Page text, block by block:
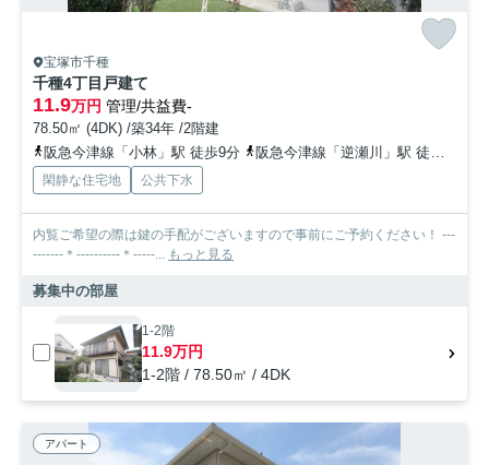
宝塚市千種
千種4丁目戸建て
11.9万円 管理/共益費-
78.50㎡ (4DK) /築34年 /2階建
阪急今津線「小林」駅 徒歩9分
阪急今津線「逆瀬川」駅 徒歩11分
閑静な住宅地 公共下水
内覧ご希望の際は鍵の手配がございますので事前にご予約ください！ ---
-------＊----------＊-----...
もっと見る
募集中の部屋
1-2階
11.9万円
1-2階 / 78.50㎡ / 4DK
アパート